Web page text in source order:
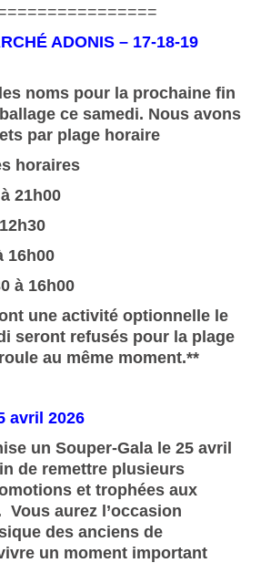
ADONIS – 17-18-19
noms pour la prochaine fin
ce samedi. Nous avons
par plage horaire
horaires
21h00
16h00
à 16h00
une activité optionnelle le
seront refusés pour la plage
au même moment.**
avril 2026
un Souper-Gala le 25 avril
de remettre plusieurs
et trophées aux
aurez l’occasion
des anciens de
un moment important